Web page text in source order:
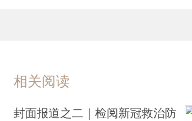
相关阅读
封面报道之二｜检阅新冠救治防